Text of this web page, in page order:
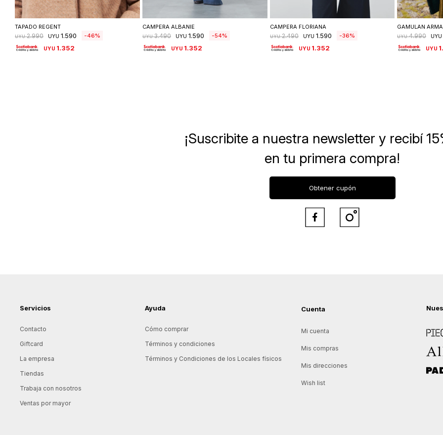
Seleccionar talle
TAPADO REGENT
UYU 2.990 UYU 1.590 46
UYU 1.352
CAMPERA ALBANIE
UYU 3.490 UYU 1.590 54
UYU 1.352
Seleccionar talle
CAMPERA FLORIANA
UYU 2.490 UYU 1.590 36
UYU 1.352
GAMULAN
UYU 4.990 UYU
UYU
Servicios
Contacto
Giftcard
La empresa
Tiendas
Trabaja con nosotros
Ventas por mayor
Ayuda
Cómo comprar
Términos y condiciones
Términos y Condiciones de los Locales físicos
Cuenta
Mi cuenta
Mis compras
Mis direcciones
Wish list
Allie
¡Suscribite a nuestra newsletter y recibí
en tu primera compra!
Obtener cupón
 